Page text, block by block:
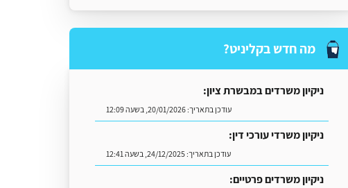
מה חדש בקליניט?
ניקיון משרדים במבשרת ציון:
עודכן בתאריך:20/01/2026, בשעה 12:09
ניקיון משרדי עורכי דין:
עודכן בתאריך:24/12/2025, בשעה 12:41
ניקיון משרדים פרטיים: